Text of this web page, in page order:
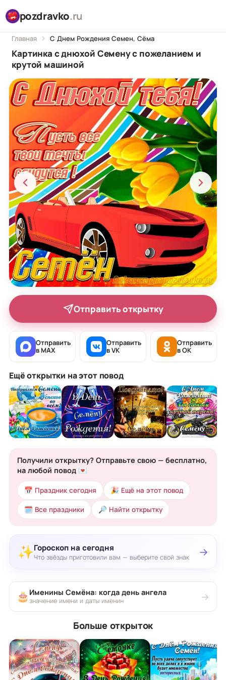
pozdravko.ru
Главная С Днем Рождения Семен, Сёма
Картинка с днюхой Семену с пожеланием и
крутой машиной
Отправить открытку
Отправить
в MAX
Отправить
в VK
Отправить
в OK
Ещё открытки на этот повод
Получили открытку? Отправьте свою — бесплатно,
на любой повод 💌
📅 Праздник сегодня 🎉 Ещё на этот повод
🗓 Все праздники 🔎 Найти открытку
✨Гороскоп на сегодня
Что звёзды приготовили вам — выберите свой знак →
🎂 Именины Семёна: когда день ангела
значение имени и даты именин →
Больше открыток